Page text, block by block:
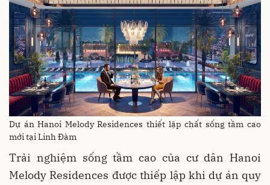
Dự án Hanoi Melody Residences thiết lập chất sống tầm cao
mới tại Linh Đàm
Trải nghiệm sống tầm cao của cư dân Hanoi
Melody Residences được thiếp lập khi dự án quy